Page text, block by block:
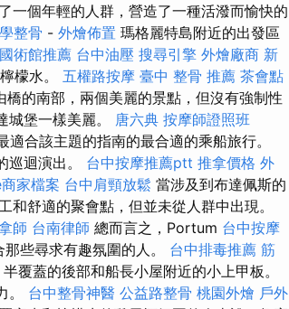
一個年輕的人群，營造了一種活潑而愉快的
學整骨 - 外燴佈置 瑪格麗特島附近的出發區
術館推薦 台中油壓 搜尋引擎 外燴廠商 新
檬水。 五權路按摩 臺中 整骨 推薦 茶會點
橋的南部，兩個美麗的景點，但沒有強制性
城堡一樣美麗。 唐六典 按摩師證照班
合該主題的指南的最合適的乘船旅行。
巡迴演出。 台中按摩推薦ptt 推拿價格 外
家檔案 台中肩頸放鬆 當涉及到布達佩斯的
舒適的聚會點，但並未從人群中出現。
師 台南律師 總而言之，Portum 台中按摩
些尋求有趣氛圍的人。 台中排毒推薦 筋
覆蓋的後部和船長小屋附近的小上甲板。
。 台中整骨神醫 公益路整骨 桃園外燴 戶外